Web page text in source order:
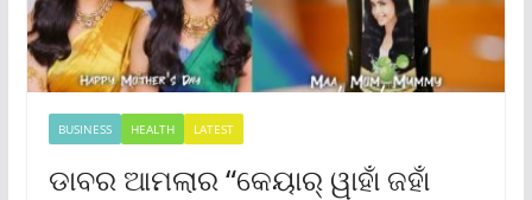
BUSINESS HEALTH LATEST
ଡାବର ଆମଲାର “କେୟାର୍ ୱାହାଁ ଜହାଁ